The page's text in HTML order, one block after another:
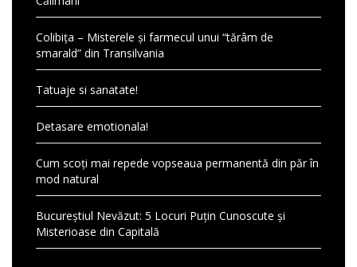
Colibița – Misterele și farmecul unui “tărâm de
smarald” din Transilvania
Tatuaje si sanatate!
Detasare emotionala!
Cum scoți mai repede vopseaua permanentă din păr în
mod natural
Bucureștiul Nevăzut: 5 Locuri Puțin Cunoscute și
Misterioase din Capitală